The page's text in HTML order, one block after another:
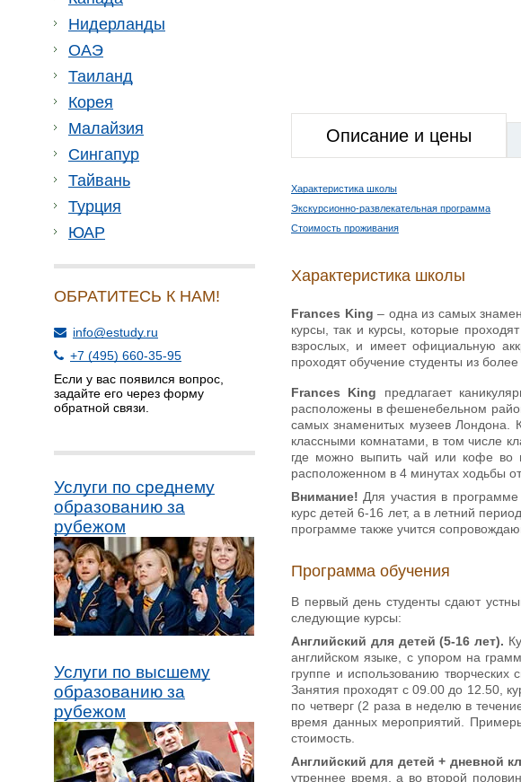
Нидерланды
ОАЭ
Таиланд
Корея
Малайзия
Сингапур
Тайвань
Турция
ЮАР
ОБРАТИТЕСЬ К НАМ!
info@estudy.ru
+7 (495) 660-35-95
Если у вас появился вопрос,
задайте его через форму
обратной связи.
Услуги по среднему
образованию за
рубежом
Услуги по высшему
образованию за
рубежом
Описание и цены
Характеристика школы
Экскурсионно-развлекательная программа
Стоимость проживания
Характеристика школы
Frances King – одна из самых
курсы, так и курсы, которые
взрослых, и имеет официальную
проходят обучение студенты из
Frances King предлагает
расположены в фешенебельном
самых знаменитых музеев Лондона.
классными комнатами, в том числе
где можно выпить чай или кофе во
расположенном в 4 минутах ходьбы
Внимание! Для участия в
курс детей 6-16 лет, а в летний
программе также учится
Программа обучения
В первый день студенты сдают
следующие курсы:
Английский для детей (5-16 лет).
английском языке, с упором на
группе и использованию
Занятия проходят с 09.00 до 12.50,
по четверг (2 раза в неделю в
время данных мероприятий.
стоимость.
Английский для детей + дневной
утреннее время, а во второй